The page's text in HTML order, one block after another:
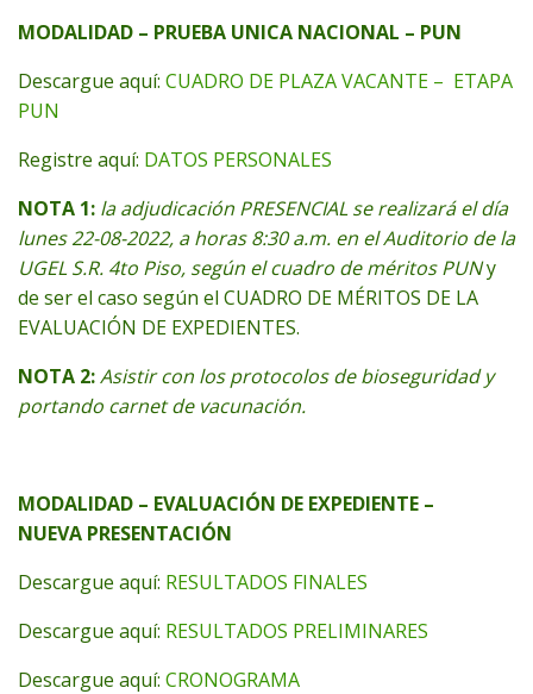
MODALIDAD – PRUEBA UNICA NACIONAL – PUN
Descargue aquí: CUADRO DE PLAZA VACANTE – ETAPA
PUN
Registre aquí: DATOS PERSONALES
NOTA 1: la adjudicación PRESENCIAL se realizará el día
lunes 22-08-2022, a horas 8:30 a.m. en el Auditorio de la
UGEL S.R. 4to Piso, según el cuadro de méritos PUNy
de ser el caso según el CUADRO DE MÉRITOS DE LA
EVALUACIÓN DE EXPEDIENTES.
NOTA 2:Asistir con los protocolos de bioseguridad y
portando carnet de vacunación.
MODALIDAD – EVALUACIÓN DE EXPEDIENTE –
NUEVA PRESENTACIÓN
Descargue aquí: RESULTADOS FINALES
Descargue aquí: RESULTADOS PRELIMINARES
Descargue aquí: CRONOGRAMA